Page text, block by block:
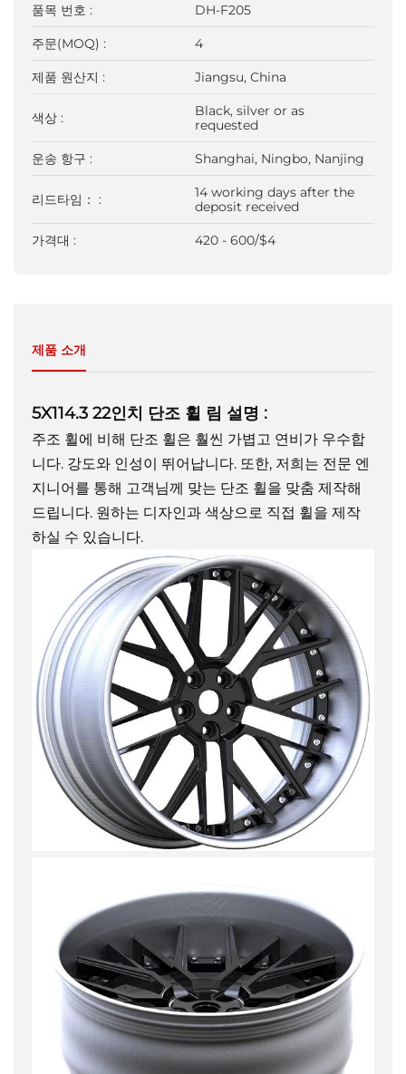
품목 번호 : DH-F205
주문(MOQ) : 4
제품 원산지 : Jiangsu, China
색상 :
Black, silver or as
requested
운송 항구 : Shanghai, Ningbo, Nanjing
리드타임： :
14 working days after the
deposit received
가격대 : 420 - 600/$4
제품 소개
5X114.3 22인치 단조 휠 림 설명 :
주조 휠에 비해 단조 휠은 훨씬 가볍고 연비가 우수합
니다. 강도와 인성이 뛰어납니다. 또한, 저희는 전문 엔
지니어를 통해 고객님께 맞는 단조 휠을 맞춤 제작해
드립니다. 원하는 디자인과 색상으로 직접 휠을 제작
하실 수 있습니다.